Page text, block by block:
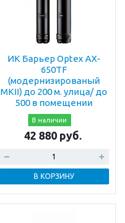
ИК Барьер Optex AX-
650TF
(модернизированый
MKII) до 200 м. улица/ до
500 в помещении
В наличии
42 880 руб.
В КОРЗИНУ